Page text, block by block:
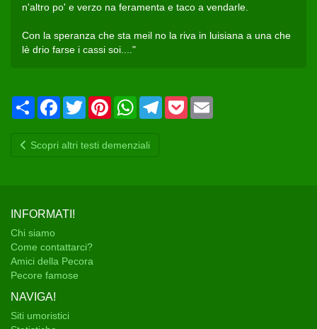
n'altro po' e verzo na feramenta e taco a vendarle.
Con la speranza che sta meil no la riva in luisiana a una che
lè drio farse i cassi soi...."
CondividiFacebook
Twitter PinterestWhatsAppTelegram
Pocket
Scopri altri testi demenziali
INFORMATI!
Chi siamo
Come contattarci?
Amici della Pecora
Pecore famose
NAVIGA!
Siti umoristici